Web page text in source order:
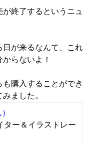
終了するというニュ
日が来るなんて、これ
らないよ！
購入することができ
ました。
ター＆イラストレー